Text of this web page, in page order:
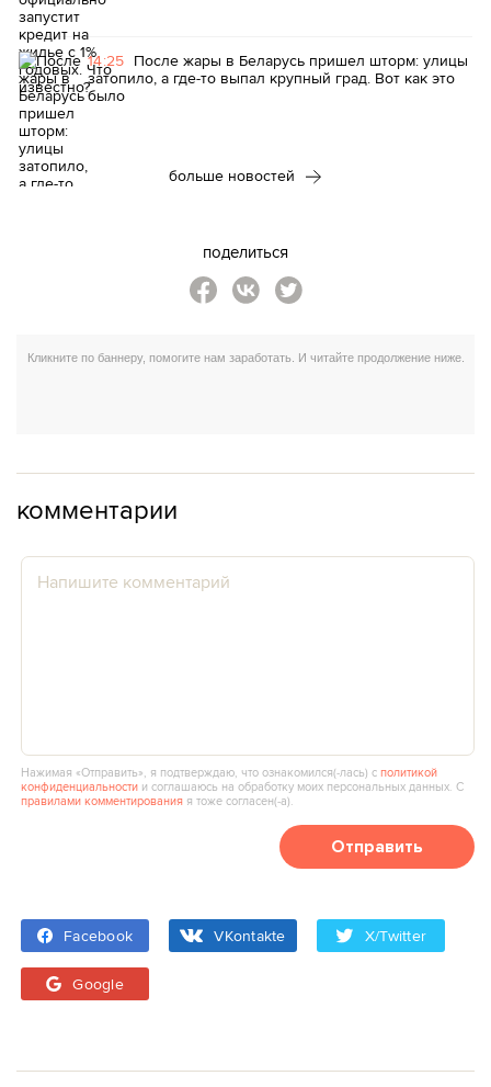
14:25 После жары в Беларусь пришел шторм: улицы
затопило, а где-то выпал крупный град. Вот как это
было
больше новостей
поделиться
комментарии
Нажимая «Отправить», я подтверждаю, что ознакомился(‑лась) сполитикой
конфиденциальности и соглашаюсь на обработку моих персональных данных. С
правилами комментирования я тоже согласен(‑а).
Отправить
Facebook VKontakte X/Twitter
Google